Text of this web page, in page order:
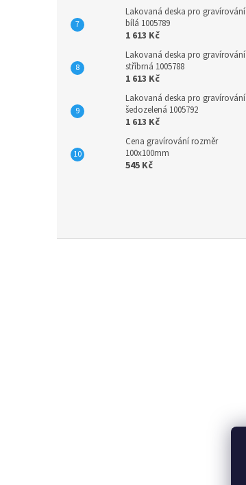
Lakovaná deska pro gravírování
bílá 1005789
1 613 Kč
Lakovaná deska pro gravírování
stříbrná 1005788
1 613 Kč
Lakovaná deska pro gravírování
šedozelená 1005792
1 613 Kč
Cena gravírování rozměr
100x100mm
545 Kč